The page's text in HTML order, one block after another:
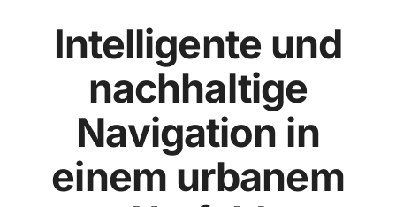
Intelligente und
nachhaltige
Navigation in
einem urbanem